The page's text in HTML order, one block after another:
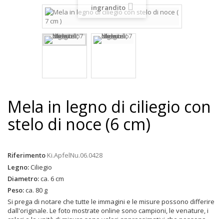
ingrandito
Mela in legno di ciliegio con
stelo di noce (6 cm)
Riferimento Ki.ApfelNu.06.0428
Legno:Ciliegio
Diametro:ca. 6 cm
Peso:ca. 80 g
Si prega di notare che tutte le immagini e le misure possono differire
dall'originale. Le foto mostrate online sono campioni, le venature, i